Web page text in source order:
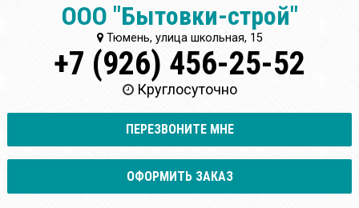
ООО "Бытовки-строй"
Тюмень, улица школьная, 15
+7 (926) 456-25-52
Круглосуточно
ПЕРЕЗВОНИТЕ МНЕ
ОФОРМИТЬ ЗАКАЗ